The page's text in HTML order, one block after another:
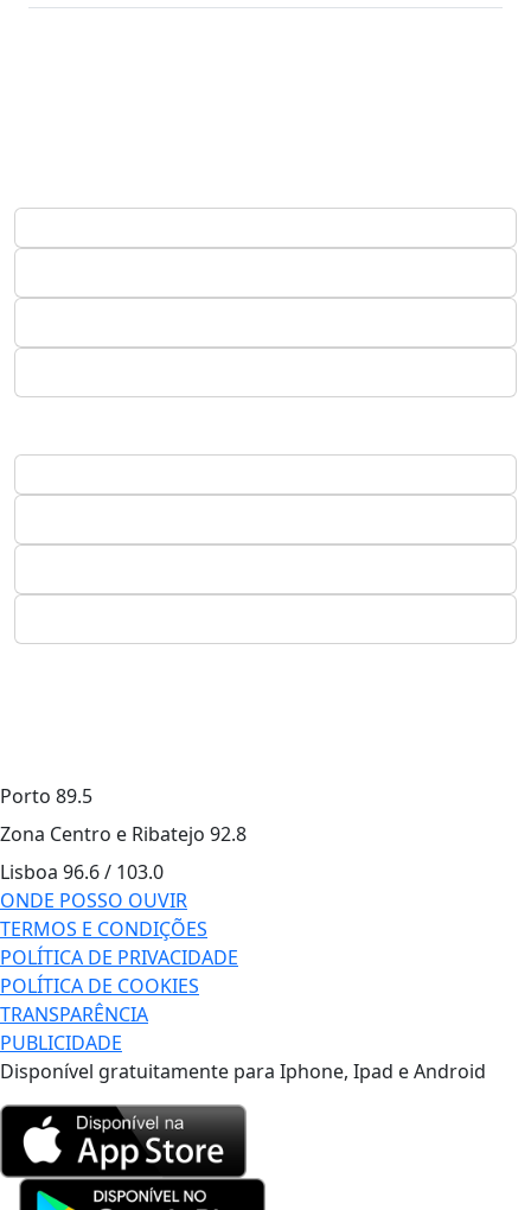
Porto 89.5
Zona Centro e Ribatejo 92.8
Lisboa 96.6 / 103.0
ONDE POSSO OUVIR
TERMOS E CONDIÇÕES
POLÍTICA DE PRIVACIDADE
POLÍTICA DE COOKIES
TRANSPARÊNCIA
PUBLICIDADE
Disponível gratuitamente para Iphone, Ipad e Android